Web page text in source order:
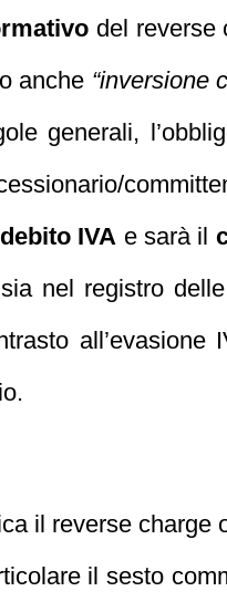
del reverse
anche “inversione
generali,
IVA e sarà il
nel registro
all’evasione
il reverse charge
il sesto